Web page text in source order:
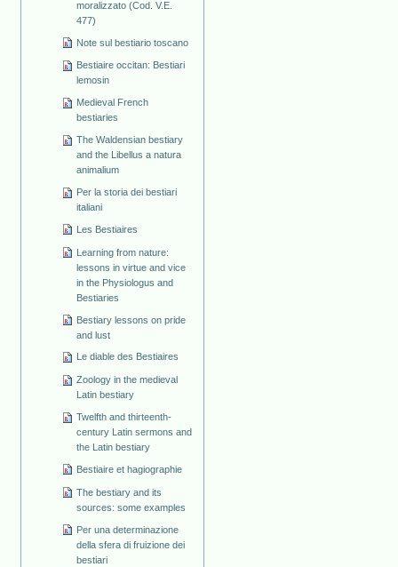
moralizzato (Cod. V.E.
477)
Note sul bestiario toscano
Bestiaire occitan: Bestiari
lemosin
Medieval French
bestiaries
The Waldensian bestiary
and the Libellus a natura
animalium
Per la storia dei bestiari
italiani
Les Bestiaires
Learning from nature:
lessons in virtue and vice
in the Physiologus and
Bestiaries
Bestiary lessons on pride
and lust
Le diable des Bestiaires
Zoology in the medieval
Latin bestiary
Twelfth and thirteenth-
century Latin sermons and
the Latin bestiary
Bestiaire et hagiographie
The bestiary and its
sources: some examples
Per una determinazione
della sfera di fruizione dei
bestiari